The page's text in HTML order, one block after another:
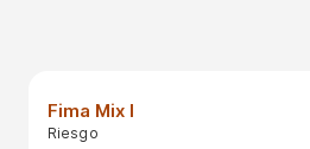
Fima Mix I
Riesgo